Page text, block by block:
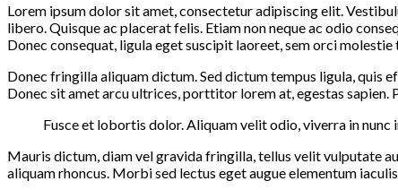
Lorem ipsum dolor sit amet, consectetur adipiscing elit.
libero. Quisque ac placerat felis. Etiam non neque ac odio
Donec consequat, ligula eget suscipit laoreet, sem orci molestie
Donec fringilla aliquam dictum. Sed dictum tempus ligula, quis
Donec sit amet arcu ultrices, porttitor lorem at, egestas sapien.
Fusce et lobortis dolor. Aliquam velit odio, viverra in nunc
Mauris dictum, diam vel gravida fringilla, tellus velit vulputate
aliquam rhoncus. Morbi sed lectus eget augue elementum